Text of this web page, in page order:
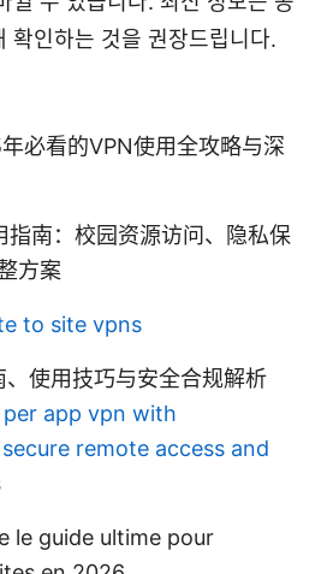
확인하는 것을 권장드립니다.
必看的VPN使用全攻略与深
南：校园资源访问、隐私保
方案
to site vpns
使用技巧与安全合规解析
app vpn with
remote access and
le guide ultime pour